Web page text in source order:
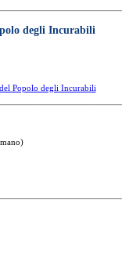
degli Incurabili
Popolo degli Incurabili